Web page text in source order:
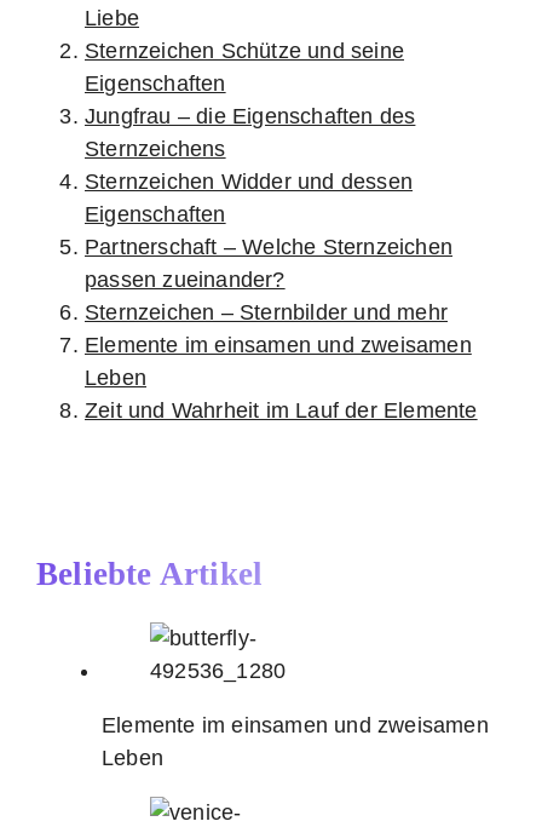
Liebe
Sternzeichen Schütze und seine
Eigenschaften
Jungfrau – die Eigenschaften des
Sternzeichens
Sternzeichen Widder und dessen
Eigenschaften
Partnerschaft – Welche Sternzeichen
passen zueinander?
Sternzeichen – Sternbilder und mehr
Elemente im einsamen und zweisamen
Leben
Zeit und Wahrheit im Lauf der Elemente
Beliebte Artikel
Elemente im einsamen und zweisamen
Leben